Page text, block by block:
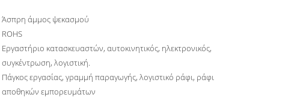
Άσπρη άμμος ψεκασμού
ROHS
Εργαστήριο κατασκευαστών, αυτοκινητικός, ηλεκτρονικός,
συγκέντρωση, λογιστική.
Πάγκος εργασίας, γραμμή παραγωγής, λογιστικό ράφι, ράφι
αποθηκών εμπορευμάτων